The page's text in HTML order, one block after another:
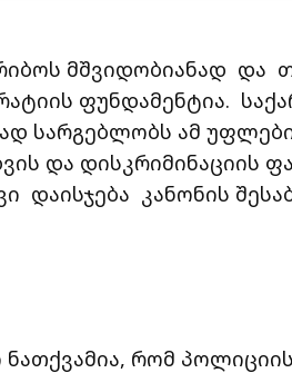
მშვიდობიანად და
ფუნდამენტია.
სარგებლობს ამ
და დისკრიმინაციის
დაისჯება კანონის
ნათქვამია, რომ